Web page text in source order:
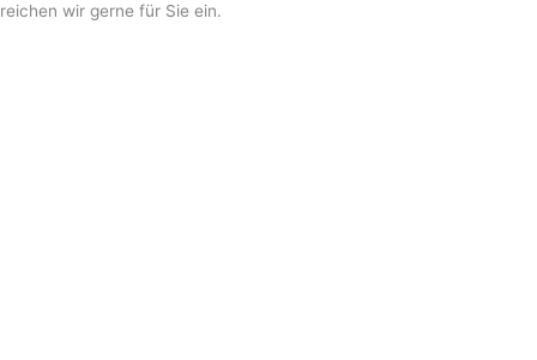
reichen wir gerne für Sie ein.